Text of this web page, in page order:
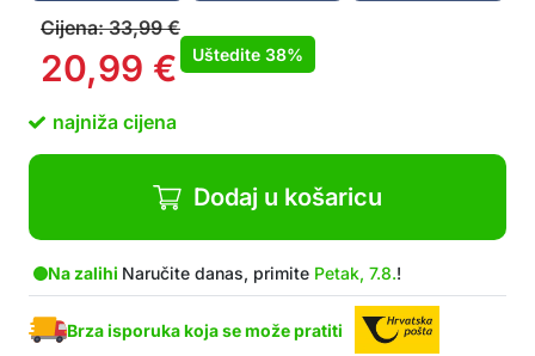
Jednostavno zalijepite prvi dio držača na zid ili
namještaj, a drugi dio držača na bilo koji pribor i
zalijepite ih zajedno
Bez bušenja i oštećenja zidova ili namještaja
Uštedite prostor na stolu, u uredu, kuhinji,
dnevnoj sobi ili na podu
Pakiranje sadrži: 4x samoljepljivi držač
Cijena:33,99€
20,99 € Uštedite 38%
najniža cijena
Dodaj u košaricu
Na zalihi Naručite danas, primite Petak, 7.8.!
Brza isporuka koja se može pratiti